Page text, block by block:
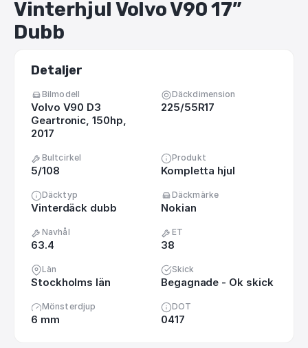
Vinterhjul VolvoV9017”
Dubb
Detaljer
Bilmodell
Volvo V90 D3
Geartronic, 150hp,
2017
Däckdimension
225/55R17
Bultcirkel
5/108
Produkt
Kompletta hjul
Däcktyp
Vinterdäck dubb
Däckmärke
Nokian
Navhål
63.4
ET
38
Län
Stockholms län
Skick
Begagnade - Ok skick
Mönsterdjup
6 mm
DOT
0417